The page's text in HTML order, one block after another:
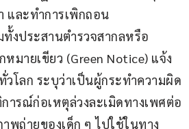
และทำการเพิกถอน
งประสานตำรวจสากลหรือ
หมายเขียว (Green Notice) แจ้ง
โลก ระบุว่าเป็นผู้กระทำความผิด
ารณ์ก่อเหตุล่วงละเมิดทางเพศต่อ
พถ่ายของเด็ก ๆ ไปใช้ในทาง